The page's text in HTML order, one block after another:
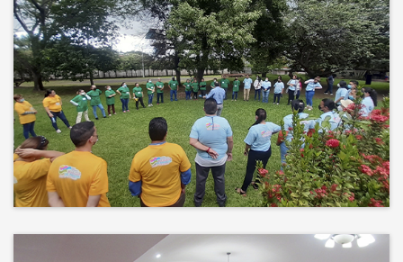
Más que un auditorio, el corazón
de tu evento